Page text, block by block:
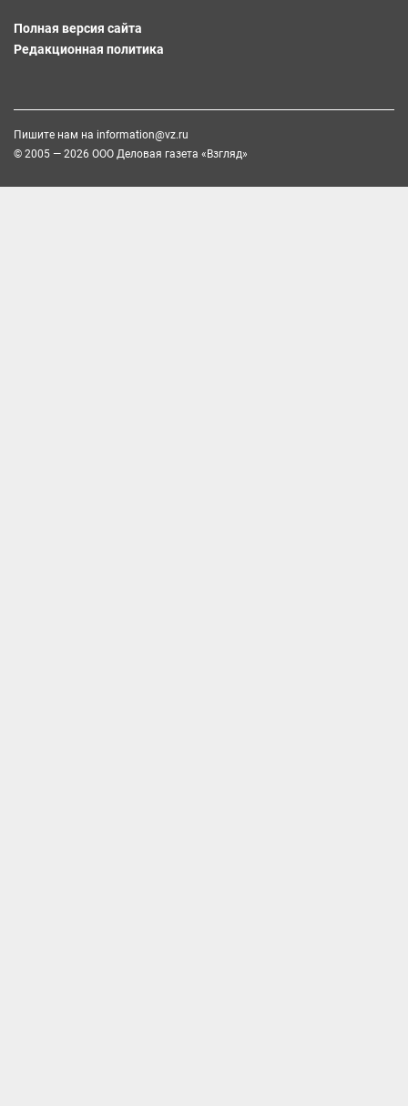
Полная версия сайта
Редакционная политика
Пишите нам на information@vz.ru
© 2005 — 2026 ООО Деловая газета «Взгляд»